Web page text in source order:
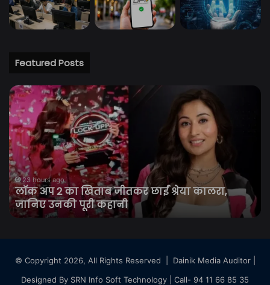
Featured Posts
लॉक
अप
2
का
खिताब
जीतकर
छाईं
श्रेया
कालरा,
जानिए
उनकी
23 hours ago
लॉक अप 2 का खिताब जीतकर छाईं श्रेया कालरा,
जानिए उनकी पूरी कहानी
© Copyright 2026, All Rights Reserved | Dainik Media Auditor|
Designed By SRN Info Soft Technology | Call- 94 11 66 85 35